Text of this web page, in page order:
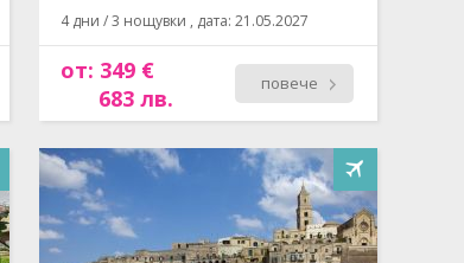
4 дни / 3 нощувки , дата: 21.05.2027
от: 349 €
683 лв.
повече